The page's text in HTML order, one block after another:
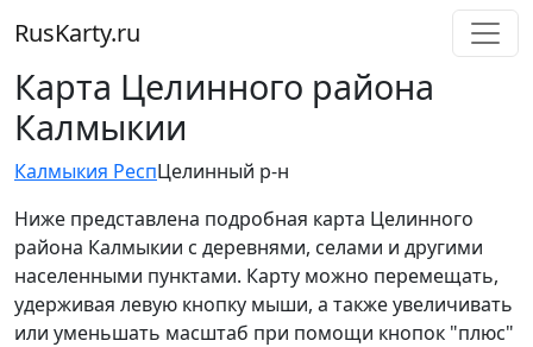
RusKarty.ru
Карта Целинного района
Калмыкии
Калмыкия РеспЦелинный р-н
Ниже представлена подробная карта Целинного
района Калмыкии с деревнями, селами и другими
населенными пунктами. Карту можно перемещать,
удерживая левую кнопку мыши, а также увеличивать
или уменьшать масштаб при помощи кнопок "плюс"